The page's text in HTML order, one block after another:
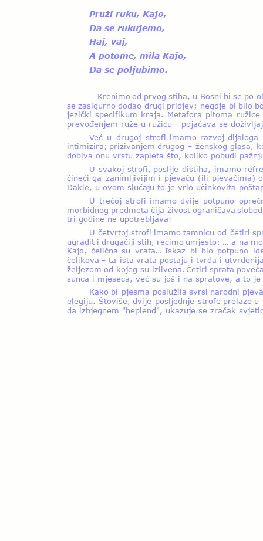
Pruži ruku, Kajo,
Da se rukujemo,
Haj, vaj,
A potome, mila Kajo,
Da se poljubimo.
Krenimo od prvog stiha, u Bosni bi se po
se zasigurno dodao drugi pridjev; negdje bi bilo
jezički specifikum kraja. Metafora pitoma
prevođenjem ruže u ružicu - pojačava se
Već u drugoj strofi imamo razvoj
intimizira; prizivanjem drugog – ženskog glasa,
dobiva onu vrstu zapleta što, koliko pobudi
U svakoj strofi, poslije distiha, imamo
čineći ga zanimljivijim i pjevaču (ili pjevačima)
Dakle, u ovom slučaju to je vrlo učinkovita
U trećoj strofi imamo dvije potpuno
morbidnog predmeta čija živost ograničava
tri godine ne upotrebljava!
U četvrtoj strofi imamo tamnicu od četiri
ugradit i drugačiji stih, recimo umjesto: … a na
Kajo, čelična su vrata… Iskaz bi bio potpuno
čelikova – ta ista vrata postaju i tvrđa i
željezom od kojeg su izlivena. Četiri sprata
sunca i mjeseca, već su još i na spratove, a to
Kako bi pjesma poslužila svrsi narodni
elegiju. Štoviše, dvije posljednje strofe prelaze
da izbjegnem "hepiend", ukazuje se zračak